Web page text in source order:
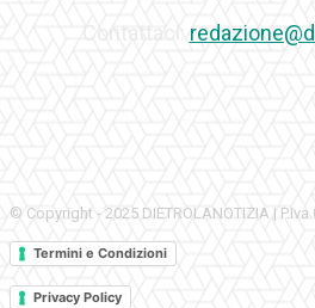
© Copyright - 2025 DIETROLANOTIZIA |
Termini e Condizioni
Privacy Policy